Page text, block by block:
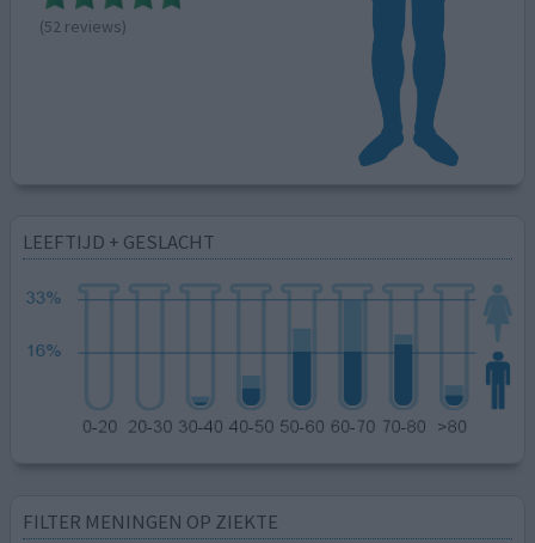
(52 reviews)
LEEFTIJD + GESLACHT
FILTER MENINGEN OP ZIEKTE